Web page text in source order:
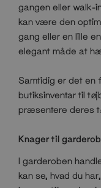
gangen eller walk-
kan være den
gang eller en lille
elegant måde at
Samtidig er det en
butiksinventar til
præsentere deres
Knager til
I garderoben
kan se, hvad du